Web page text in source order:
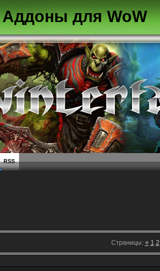
Аддоны для WoW
RSS
Страницы: « 1 2